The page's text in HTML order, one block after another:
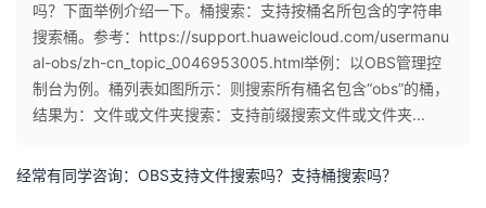
个
人
主
我
的
吗？下面举例介绍一下。桶搜索：支持按桶名所包含的字符串
搜索桶。参考：https://support.huaweicloud.com/usermanu
al-obs/zh-cn_topic_0046953005.html举例：以OBS管理控
制台为例。桶列表如图所示：则搜索所有桶名包含“obs”的桶，
结果为：文件或文件夹搜索：支持前缀搜索文件或文件夹...
经常有同学咨询：OBS支持文件搜索吗？支持桶搜索吗？